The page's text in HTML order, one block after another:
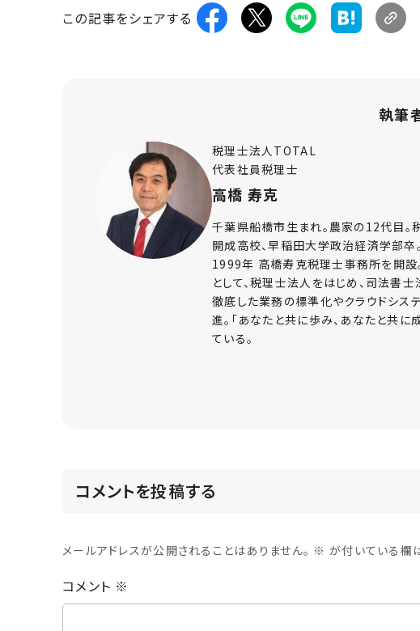
この記事をシェアする
執筆
税理士法人TOTAL
代表社員税理士
高橋 寿克
千葉県船橋市生まれ。農家の12代目。
開成高校、早稲田大学政治経済学部卒。
1999年 高橋寿克税理士事務所を開
として、税理士法人をはじめ、司法書
徹底した業務の標準化やクラウドシス
進。「あなたと共に歩み、あなたと共
ている。
コメントを投稿する
メールアドレスが公開されることはありません。 ※ が付いている欄
コメント ※